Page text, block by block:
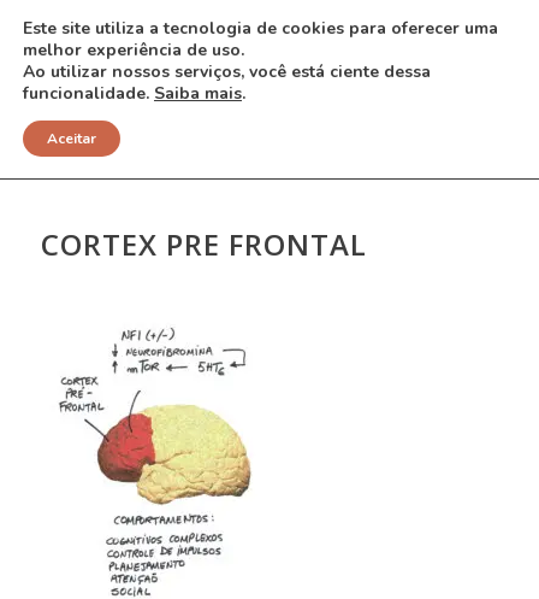
NOTÍCIAS
CORTEX PRE FRONTAL
Este site utiliza a tecnologia de cookies para oferecer uma
melhor experiência de uso.
Ao utilizar nossos serviços, você está ciente dessa
funcionalidade. Saiba mais.
Aceitar